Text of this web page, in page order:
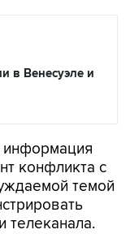
в Венесуэле и
информация
конфликта с
темой
телеканала.